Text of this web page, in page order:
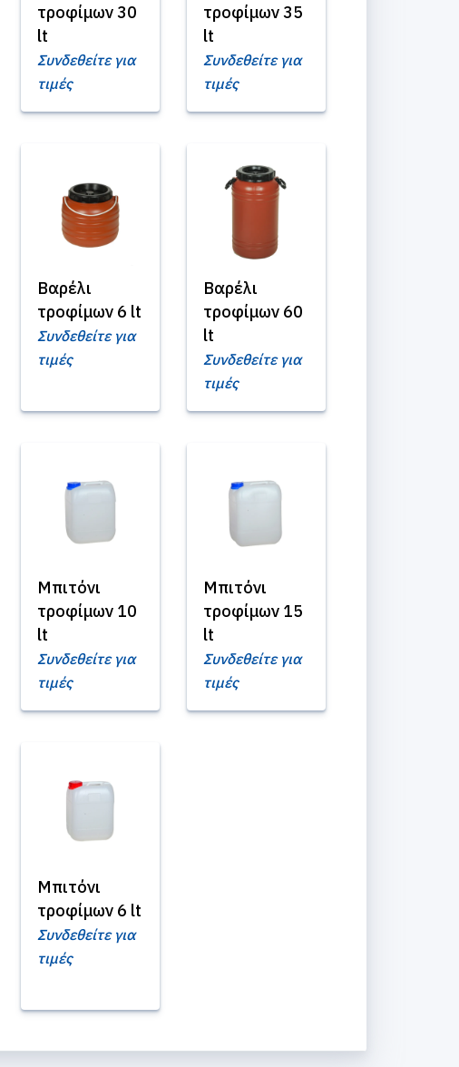
τροφίμων 30
lt
Συνδεθείτε για
τιμές
τροφίμων 35
lt
Συνδεθείτε για
τιμές
Βαρέλι
τροφίμων 6 lt
Συνδεθείτε για
τιμές
Βαρέλι
τροφίμων 60
lt
Συνδεθείτε για
τιμές
Μπιτόνι
τροφίμων 10
lt
Συνδεθείτε για
τιμές
Μπιτόνι
τροφίμων 15
lt
Συνδεθείτε για
τιμές
Μπιτόνι
τροφίμων 6 lt
Συνδεθείτε για
τιμές